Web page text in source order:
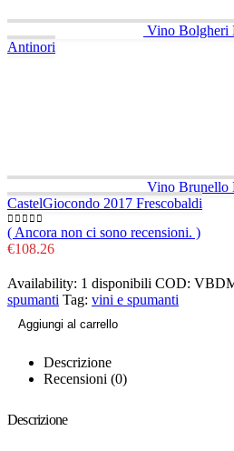
Vino Bolgheri
Antinori
Vino Brunello
CastelGiocondo 2017 Frescobaldi
0 out of 5
( Ancora non ci sono recensioni. )
€108.26
Availability: 1 disponibili COD:
spumanti Tag: vini e spumanti
Aggiungi al carrello
Descrizione
Recensioni (0)
Descrizione